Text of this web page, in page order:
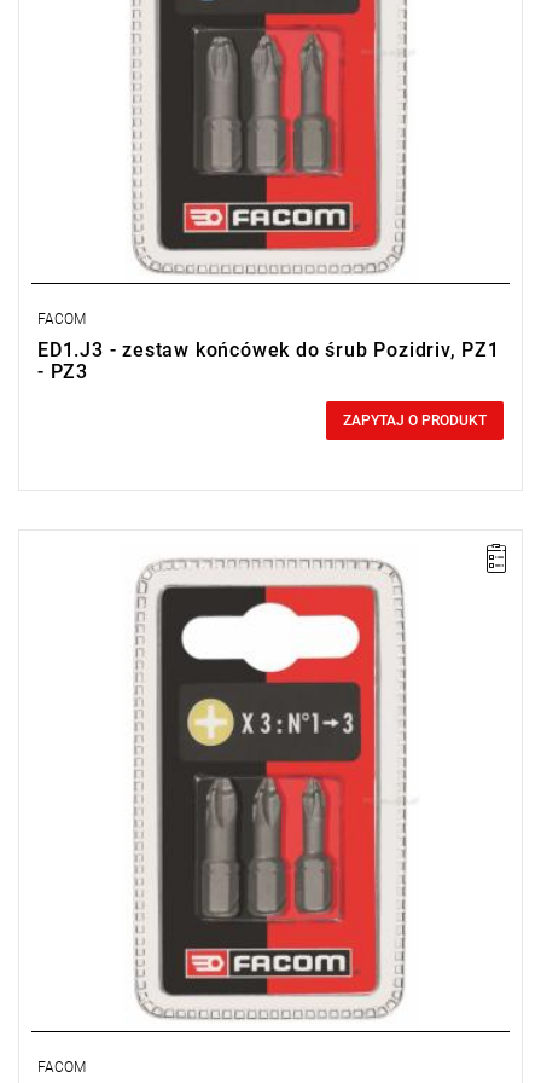
FACOM
ED1.J3 - zestaw końcówek do śrub Pozidriv, PZ1
- PZ3
ZAPYTAJ O PRODUKT
UWAGA: Produkt wycofany ze sprzedaży przez producenta. Brak
sugerowanych zamienników.
Zakres zestawu: PH1 - PH3
Ilość elementów w zestawie: 3
FACOM